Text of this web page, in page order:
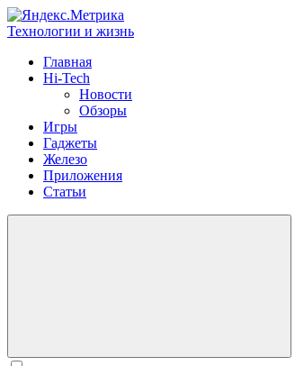
Технологии и жизнь
Главная
Hi-Tech
Новости
Обзоры
Игры
Гаджеты
Железо
Приложения
Статьи